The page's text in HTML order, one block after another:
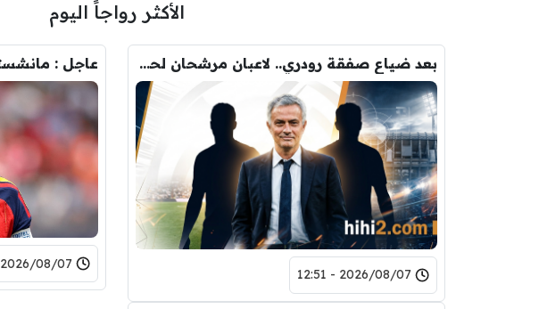
الأكثر رواجاً اليوم
بعد ضياع صفقة رودري.. لاعبان مرشحان لحل أزمة ريال مدريد
2026/08/07 - 12:51
2026/08/07 - 15:28